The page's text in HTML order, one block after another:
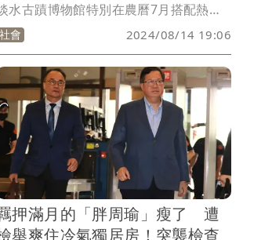
水古蹟博物館特別在農曆7月搭配熱門
展《18「古」怪事》，推出限定版本的
遊淡水紅毛城活動，身歷其境感受目睹
火事件、辦公室半夜響鈴的秘密的鬼故
現場，喜歡刺激冒險的人千萬不可錯
，體驗今夏最涼的一晚。
社會 2024/08/14 19:06
押滿月的「胖周瑜」瘦了 遭
舉爽住冷氣獨居房！突襲檢查